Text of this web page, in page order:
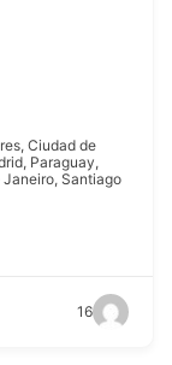
, Ciudad de
, Paraguay,
Janeiro, Santiago
16